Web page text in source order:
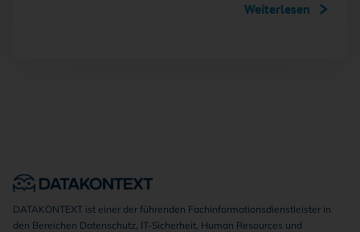
Weiterlesen
DATAKONTEXT ist einer der führenden Fachinformationsdienstleister in
den Bereichen Datenschutz, IT-Sicherheit, Human Resources und